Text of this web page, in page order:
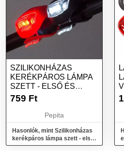
SZILIKONHÁZAS
KERÉKPÁROS LÁMPA
SZETT - ELSŐ ÉS
HÁTSÓ VILÁGÍTÁS
759 Ft
Pepita
Hasonlók, mint Szilikonházas
kerékpáros lámpa szett - első
és hátsó világítás